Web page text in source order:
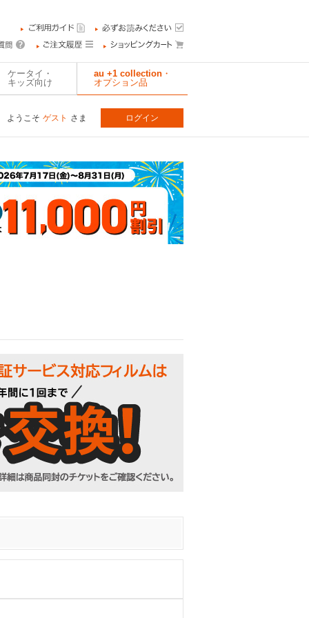
ケータイ・
キッズ向け
au +1 collection・
オプション品
ようこそ ゲスト さま ログイン